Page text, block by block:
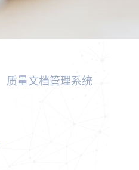
质量文档管理系统